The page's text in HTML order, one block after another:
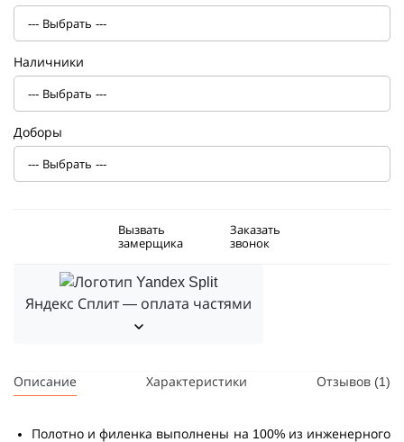
Наличники
Доборы
Вызвать
замерщика
Заказать
звонок
Яндекс Сплит — оплата частями
Описание Характеристики Отзывов (1)
Полотно и филенка выполнены на 100% из инженерного